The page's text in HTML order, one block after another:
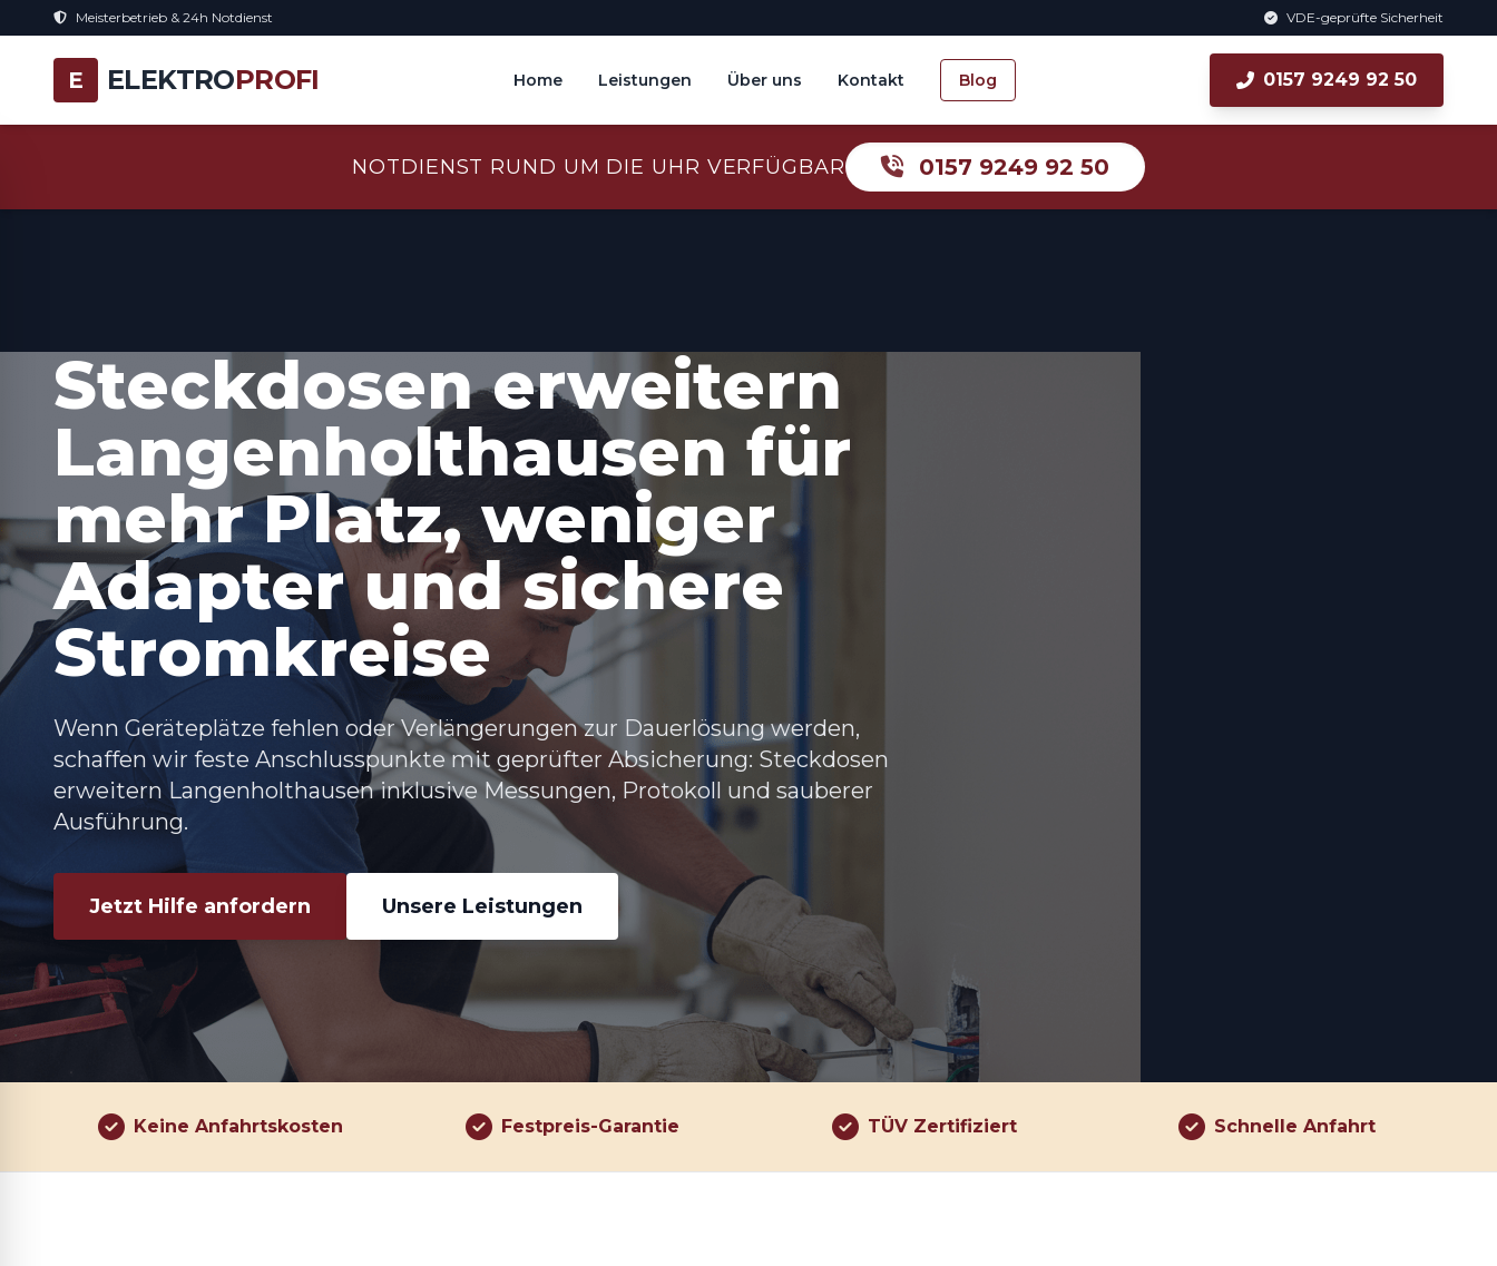
Meisterbetrieb & 24h Notdienst VDE-geprüfte Sicherheit
E ELEKTROPROFI Home Leistungen Über uns Kontakt Blog 0157 9249 92 50
NOTDIENST RUND UM DIE UHR VERFÜGBAR 0157 9249 92 50
Steckdosen erweitern
Langenholthausen für
mehr Platz, weniger
Adapter und sichere
Stromkreise
Wenn Geräteplätze fehlen oder Verlängerungen zur Dauerlösung werden,
schaffen wir feste Anschlusspunkte mit geprüfter Absicherung: Steckdosen
erweitern Langenholthausen inklusive Messungen, Protokoll und sauberer
Ausführung.
Jetzt Hilfe anfordern Unsere Leistungen
Keine Anfahrtskosten Festpreis-Garantie TÜV Zertifiziert Schnelle Anfahrt